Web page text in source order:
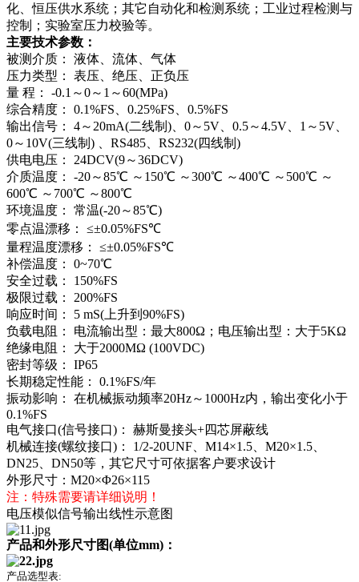
化、恒压供水系统；其它自动化和检测系统；工业过程检测与
控制；实验室压力校验等。
主要技术参数：
被测介质： 液体、流体、气体
压力类型： 表压、绝压、正负压
量 程： -0.1～0～1～60(MPa)
综合精度： 0.1%FS、0.25%FS、0.5%FS
输出信号： 4～20mA(二线制)、0～5V、0.5～4.5V、1～5V、
0～10V(三线制) 、RS485、RS232(四线制)
供电电压： 24DCV(9～36DCV)
介质温度： -20～85℃ ～150℃ ～300℃ ～400℃ ～500℃ ～
600℃ ～700℃ ～800℃
环境温度： 常温(-20～85℃)
零点温漂移： ≤±0.05%FS℃
量程温度漂移： ≤±0.05%FS℃
补偿温度： 0~70℃
安全过载： 150%FS
极限过载： 200%FS
响应时间： 5 mS(上升到90%FS)
负载电阻： 电流输出型：最大800Ω；电压输出型：大于5KΩ
绝缘电阻： 大于2000MΩ (100VDC)
密封等级： IP65
长期稳定性能： 0.1%FS/年
振动影响： 在机械振动频率20Hz～1000Hz内，输出变化小于
0.1%FS
电气接口(信号接口)： 赫斯曼接头+四芯屏蔽线
机械连接(螺纹接口)： 1/2-20UNF、M14×1.5、M20×1.5、
DN25、DN50等，其它尺寸可依据客户要求设计
外形尺寸：M20×Φ26×115
注：特殊需要请详细说明！
电压模似信号输出线性示意图
产品和外形尺寸图(单位mm)：
产品选型表: